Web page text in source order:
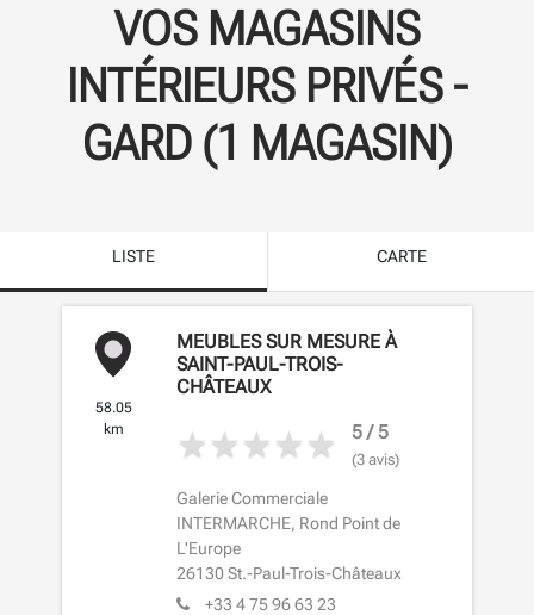
VOS MAGASINS
INTÉRIEURS PRIVÉS -
GARD (1 MAGASIN)
LISTE CARTE
58.05
km
MEUBLES SUR MESURE À
SAINT-PAUL-TROIS-
CHÂTEAUX
Galerie Commerciale
INTERMARCHE, Rond Point de
L'Europe
26130 St.-Paul-Trois-Châteaux
+33 4 75 96 63 23
5 / 5
(3 avis)